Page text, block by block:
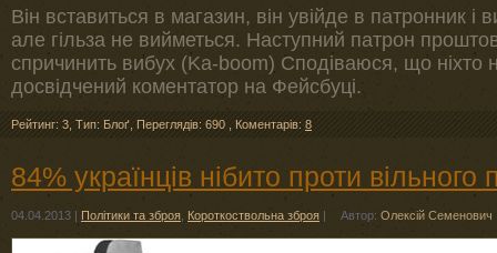
Він вставиться в магазин, він увійде в патронник і
але гільза не вийметься. Наступний патрон
спричинить вибух (Ka-boom) Сподіваюся, що
досвідчений коментатор на Фейсбуці.
Рейтинг: 3 Тип: Блоґ Переглядів: 690 Коментарів: 8
84% українців нібито проти вільного
04.04.2013 | Політики та зброя Короткоствольна зброя | Автор: Олексій Семенович